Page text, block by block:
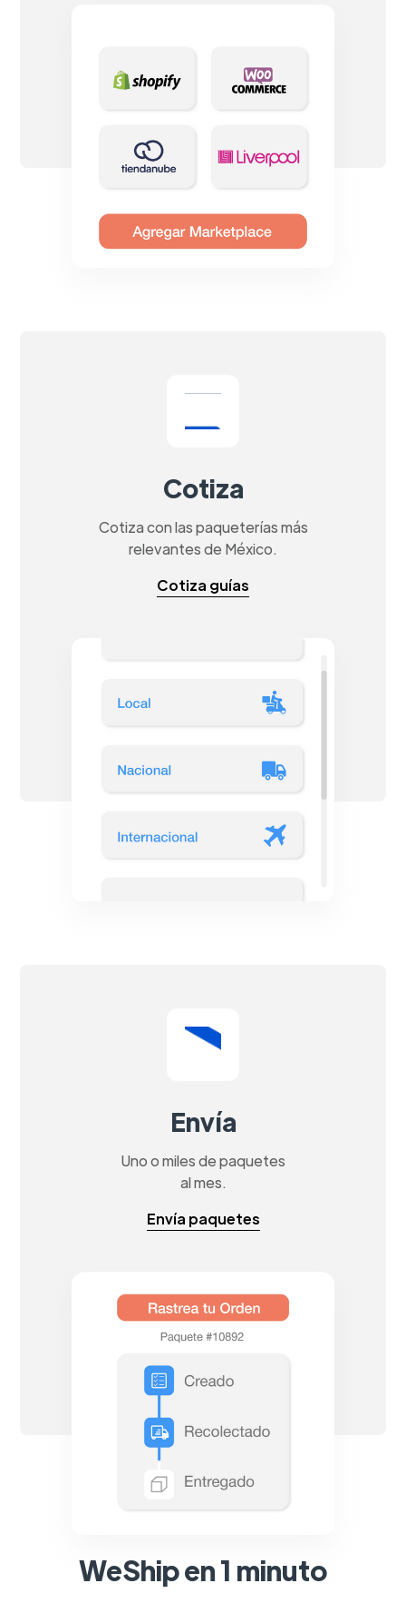
Cotiza
Cotiza con las paqueterías más
relevantes de México.
Cotiza guías
Envía
Uno o miles de paquetes
al mes.
Envía paquetes
WeShip en 1 minuto